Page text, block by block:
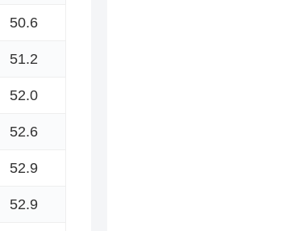
50.6
51.2
52.0
52.6
52.9
52.9